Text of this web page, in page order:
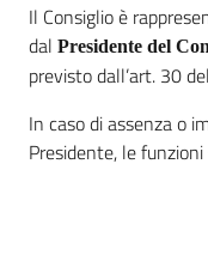
Il Consiglio è
dal Presidente del
previsto dall’art. 30
In caso di assenza o
Presidente, le